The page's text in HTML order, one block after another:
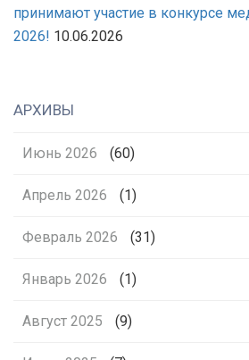
принимают участие в конкурсе
2026! 10.06.2026
АРХИВЫ
Июнь 2026 (60)
Апрель 2026 (1)
Февраль 2026 (31)
Январь 2026 (1)
Август 2025 (9)